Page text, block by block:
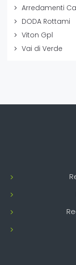
Arredamenti
DODA Rottami
Viton Gpl
Vai di Verde